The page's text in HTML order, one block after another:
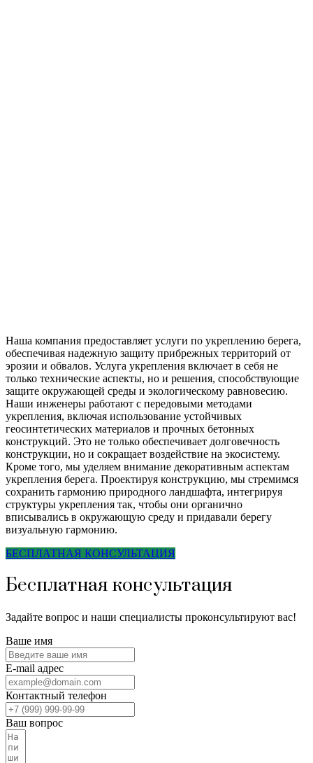
Наша компания предоставляет услуги по укреплению берега,
обеспечивая надежную защиту прибрежных территорий от
эрозии и обвалов. Услуга укрепления включает в себя не
только технические аспекты, но и решения, способствующие
защите окружающей среды и экологическому равновесию.
Наши инженеры работают с передовыми методами
укрепления, включая использование устойчивых
геосинтетических материалов и прочных бетонных
конструкций. Это не только обеспечивает долговечность
конструкции, но и сокращает воздействие на экосистему.
Кроме того, мы уделяем внимание декоративным аспектам
укрепления берега. Проектируя конструкцию, мы стремимся
сохранить гармонию природного ландшафта, интегрируя
структуры укрепления так, чтобы они органично
вписывались в окружающую среду и придавали берегу
визуальную гармонию.
БЕСПЛАТНАЯ КОНСУЛЬТАЦИЯ
Бесплатная консультация
Задайте вопрос и наши специалисты проконсультируют вас!
Ваше имя
E-mail адрес
Контактный телефон
Ваш вопрос